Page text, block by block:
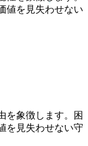
値を見失わせない
を象徴します。困
を見失わせない守